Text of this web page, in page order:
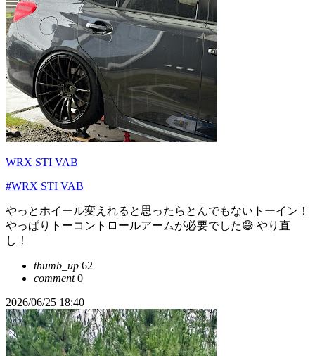
WRX STI VAB
#WRX STI VAB
やっとホイール変えれると思ったらとんでもないトーイン！
やっぱりトーコントロールアームが必要でした😅 やり直
し！
thumb_up 62
comment0
2026/06/25 18:40